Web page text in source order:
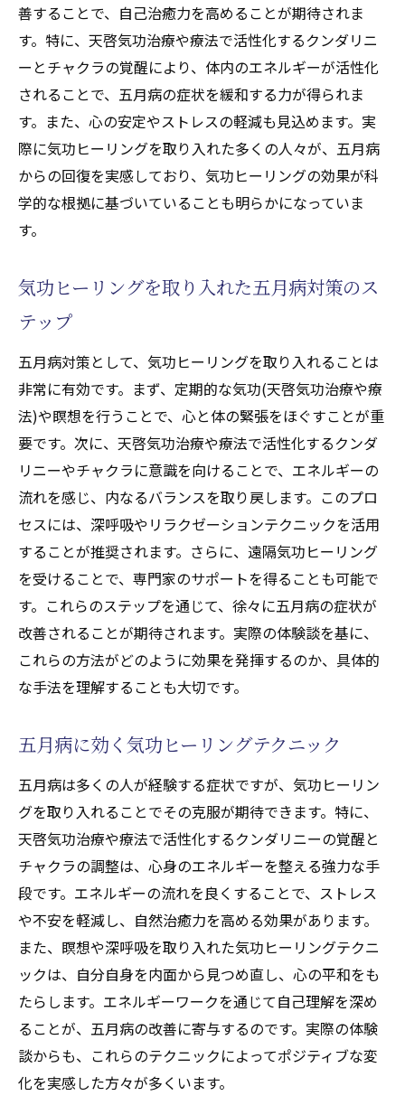
天啓気功治療や療法で活性化するチャクラ
とは？気功ヒーリングにおける役割
天啓気功治療や療法で活性化するクンダリ
ニーとチャクラが心身に与える影響
天啓気功治療や療法で活性化するチャクラ
の調整方法とその効果
天啓気功治療や療法で活性化するクンダリ
ニー覚醒によるエネルギーの流れ改善
性化するクンダリニーとチャクラを活用す
る方法
五月病に対抗するための天啓気功治療や療法で
活性化するクンダリニーとチャクラエネルギー
調整法
天啓気功治療や療法で活性化するクンダリ
ニーとチャクラエネルギー調整の基本原理
とその重要性
五月病に特化した天啓気功治療や療法で活
性化するクンダリニーとチャクラエネルギ
ー調整テクニック
天啓気功治療や療法で活性化するクンダリ
ニーとチャクラエネルギー調整による心身
の変化事例
日常生活での天啓気功治療や療法で活性化
するクンダリニーとチャクラエネルギー調
天啓気功治療や療法で活性化するクンダリ
ニーとチャクラエネルギー調整をサポート
する食事とライフスタイル
気功ヒーリングとエネルギー調整の相乗効
果
遠隔気功ヒーリングが心身のエネルギーを整え
る理由
遠隔気功ヒーリングの仕組みとその効果
遠隔気功ヒーリングのメリットとデメリッ
ト
遠隔気功ヒーリングの具体的な施術例
遠隔気功ヒーリングで得られるリラクゼー
善することで、自己治癒力を高めることが期待されま
す。特に、天啓気功治療や療法で活性化するクンダリニ
ーとチャクラの覚醒により、体内のエネルギーが活性化
されることで、五月病の症状を緩和する力が得られま
す。また、心の安定やストレスの軽減も見込めます。実
際に気功ヒーリングを取り入れた多くの人々が、五月病
からの回復を実感しており、気功ヒーリングの効果が科
学的な根拠に基づいていることも明らかになっていま
す。
気功ヒーリングを取り入れた五月病対策のス
テップ
五月病対策として、気功ヒーリングを取り入れることは
非常に有効です。まず、定期的な気功(天啓気功治療や療
法)や瞑想を行うことで、心と体の緊張をほぐすことが重
要です。次に、天啓気功治療や療法で活性化するクンダ
リニーやチャクラに意識を向けることで、エネルギーの
流れを感じ、内なるバランスを取り戻します。このプロ
セスには、深呼吸やリラクゼーションテクニックを活用
することが推奨されます。さらに、遠隔気功ヒーリング
を受けることで、専門家のサポートを得ることも可能で
す。これらのステップを通じて、徐々に五月病の症状が
改善されることが期待されます。実際の体験談を基に、
これらの方法がどのように効果を発揮するのか、具体的
な手法を理解することも大切です。
五月病に効く気功ヒーリングテクニック
五月病は多くの人が経験する症状ですが、気功ヒーリン
グを取り入れることでその克服が期待できます。特に、
天啓気功治療や療法で活性化するクンダリニーの覚醒と
チャクラの調整は、心身のエネルギーを整える強力な手
段です。エネルギーの流れを良くすることで、ストレス
や不安を軽減し、自然治癒力を高める効果があります。
また、瞑想や深呼吸を取り入れた気功ヒーリングテクニ
ックは、自分自身を内面から見つめ直し、心の平和をも
たらします。エネルギーワークを通じて自己理解を深め
ることが、五月病の改善に寄与するのです。実際の体験
談からも、これらのテクニックによってポジティブな変
化を実感した方々が多くいます。